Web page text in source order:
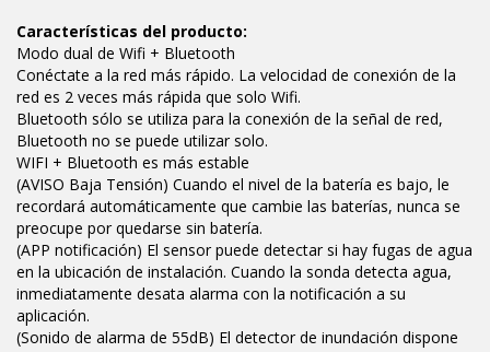
Características del producto:
Modo dual de Wifi + Bluetooth
Conéctate a la red más rápido. La velocidad de conexión de la
red es 2 veces más rápida que solo Wifi.
Bluetooth sólo se utiliza para la conexión de la señal de red,
Bluetooth no se puede utilizar solo.
WIFI + Bluetooth es más estable
(AVISO Baja Tensión) Cuando el nivel de la batería es bajo, le
recordará automáticamente que cambie las baterías, nunca se
preocupe por quedarse sin batería.
(APP notificación) El sensor puede detectar si hay fugas de agua
en la ubicación de instalación. Cuando la sonda detecta agua,
inmediatamente desata alarma con la notificación a su
aplicación.
(Sonido de alarma de 55dB) El detector de inundación dispone